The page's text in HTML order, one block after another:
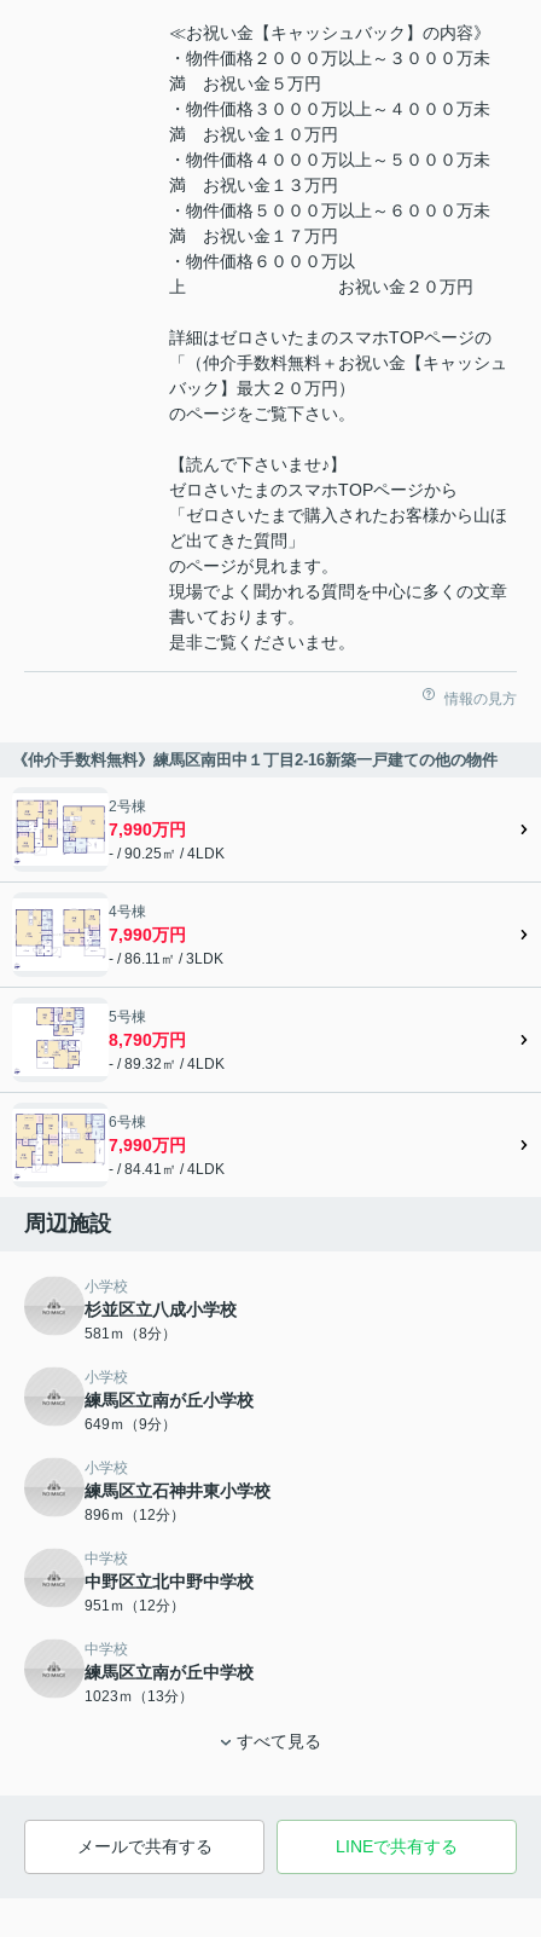
≪お祝い金【キャッシュバック】の内容》
・物件価格２０００万以上～３０００万未
満 お祝い金５万円
・物件価格３０００万以上～４０００万未
満 お祝い金１０万円
・物件価格４０００万以上～５０００万未
満 お祝い金１３万円
・物件価格５０００万以上～６０００万未
満 お祝い金１７万円
・物件価格６０００万以
上 お祝い金２０万円
詳細はゼロさいたまのスマホTOPページの
「（仲介手数料無料＋お祝い金【キャッシュ
バック】最大２０万円）
のページをご覧下さい。
【読んで下さいませ♪】
ゼロさいたまのスマホTOPページから
「ゼロさいたまで購入されたお客様から山ほ
ど出てきた質問」
のページが見れます。
現場でよく聞かれる質問を中心に多くの文章
書いております。
是非ご覧くださいませ。
情報の見方
《仲介手数料無料》練馬区南田中１丁目2-16新築一戸建ての他の物件
2号棟
7,990万円
- / 90.25㎡ / 4LDK
4号棟
7,990万円
- / 86.11㎡ / 3LDK
5号棟
8,790万円
- / 89.32㎡ / 4LDK
6号棟
7,990万円
- / 84.41㎡ / 4LDK
周辺施設
小学校
杉並区立八成小学校
581ｍ（8分）
小学校
練馬区立南が丘小学校
649ｍ（9分）
小学校
練馬区立石神井東小学校
896ｍ（12分）
中学校
中野区立北中野中学校
951ｍ（12分）
中学校
練馬区立南が丘中学校
1023ｍ（13分）
すべて見る
メールで共有する LINEで共有する